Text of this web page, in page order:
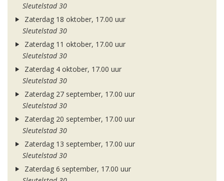
Sleutelstad 30
Zaterdag 18 oktober, 17.00 uur
Sleutelstad 30
Zaterdag 11 oktober, 17.00 uur
Sleutelstad 30
Zaterdag 4 oktober, 17.00 uur
Sleutelstad 30
Zaterdag 27 september, 17.00 uur
Sleutelstad 30
Zaterdag 20 september, 17.00 uur
Sleutelstad 30
Zaterdag 13 september, 17.00 uur
Sleutelstad 30
Zaterdag 6 september, 17.00 uur